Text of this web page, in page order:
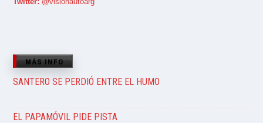
MÁS INFO
SANTERO SE PERDIÓ ENTRE EL HUMO
EL PAPAMÓVIL PIDE PISTA